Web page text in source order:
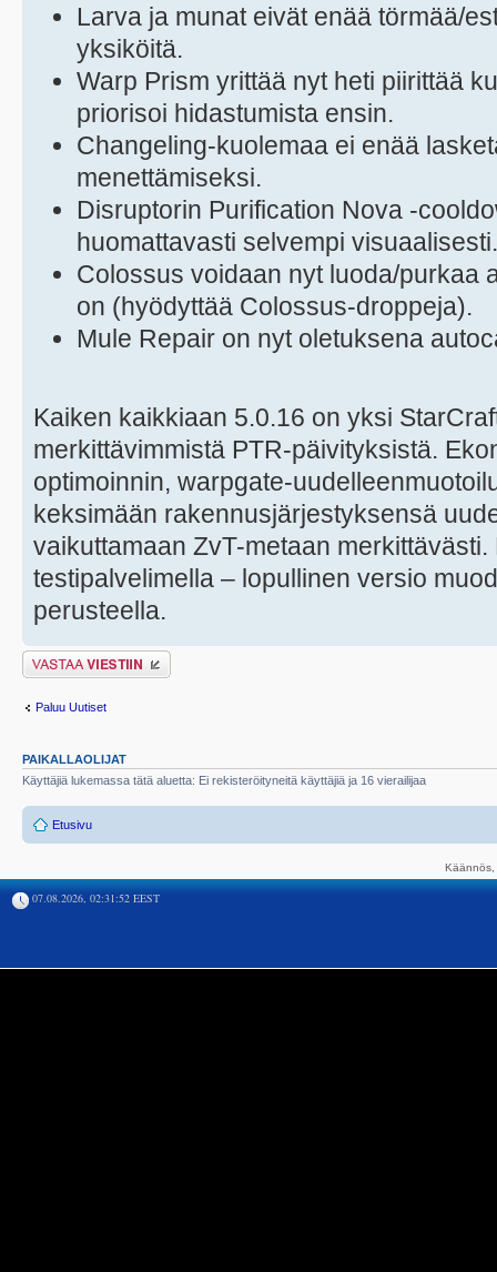
Larva ja munat eivät enää törmää/
yksiköitä.
Warp Prism yrittää nyt heti piirittää
priorisoi hidastumista ensin.
Changeling-kuolemaa ei enää
menettämiseksi.
Disruptorin Purification Nova -
huomattavasti selvempi visuaalisesti.
Colossus voidaan nyt luoda/purkaa
on (hyödyttää Colossus-droppeja).
Mule Repair on nyt oletuksena
Kaiken kaikkiaan 5.0.16 on yksi
merkittävimmistä PTR-päivityksistä.
optimoinnin, warpgate-
keksimään rakennusjärjestyksensä
vaikuttamaan ZvT-metaan
testipalvelimella – lopullinen versio
perusteella.
Lähetä vastaus
Paluu Uutiset
PAIKALLAOLIJAT
Käyttäjiä lukemassa tätä aluetta: Ei rekisteröityneitä käyttäjiä ja 16 vierailijaa
Etusivu
07.08.2026, 02:31:52 EEST